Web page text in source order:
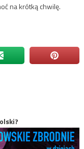
na krótką chwilę.